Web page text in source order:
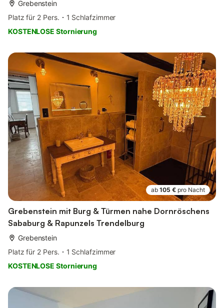
Grebenstein
Platz für 2 Pers.
1 Schlafzimmer
KOSTENLOSE Stornierung
ab 105 € pro Nacht
Grebenstein mit Burg & Türmen nahe Dornröschens
Sababurg & Rapunzels Trendelburg
Grebenstein
Platz für 2 Pers.
1 Schlafzimmer
KOSTENLOSE Stornierung